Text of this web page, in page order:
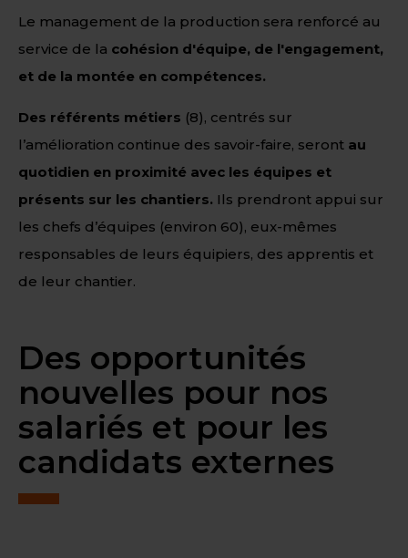
Le management de la production sera renforcé au
service de la cohésion d'équipe, de l'engagement,
et de la montée en compétences.
Des référents métiers (8), centrés sur
l’amélioration continue des savoir-faire, seront au
quotidien en proximité avec les équipes et
présents sur les chantiers. Ils prendront appui sur
les chefs d’équipes (environ 60), eux-mêmes
responsables de leurs équipiers, des apprentis et
de leur chantier.
Des opportunités
nouvelles pour nos
salariés et pour les
candidats externes